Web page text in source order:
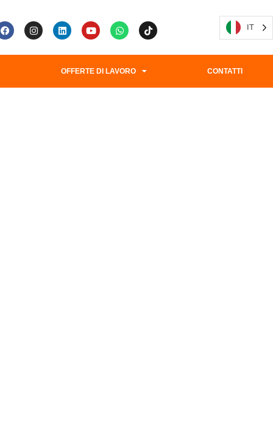
IT
OFFERTE DI LAVORO CONTATTI